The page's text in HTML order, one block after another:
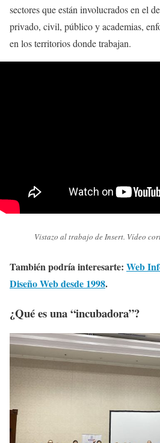
sectores que están involucrados en el
privado, civil, público y academias,
en los territorios donde trabajan.
Vistazo al trabajo de Insert. Vídeo
También podría interesarte: Web
Diseño Web desde 1998.
¿Qué es una “incubadora”?